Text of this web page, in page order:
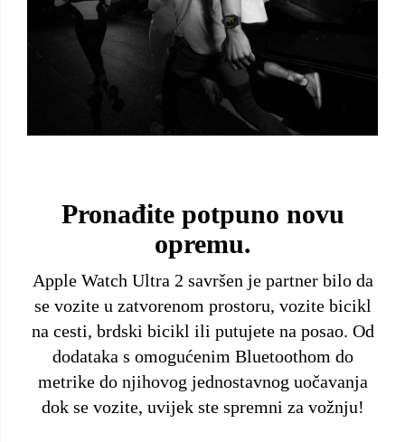
Pronađite potpuno novu
opremu.
Apple Watch Ultra 2 savršen je partner bilo da
se vozite u zatvorenom prostoru, vozite bicikl
na cesti, brdski bicikl ili putujete na posao. Od
dodataka s omogućenim Bluetoothom do
metrike do njihovog jednostavnog uočavanja
dok se vozite, uvijek ste spremni za vožnju!